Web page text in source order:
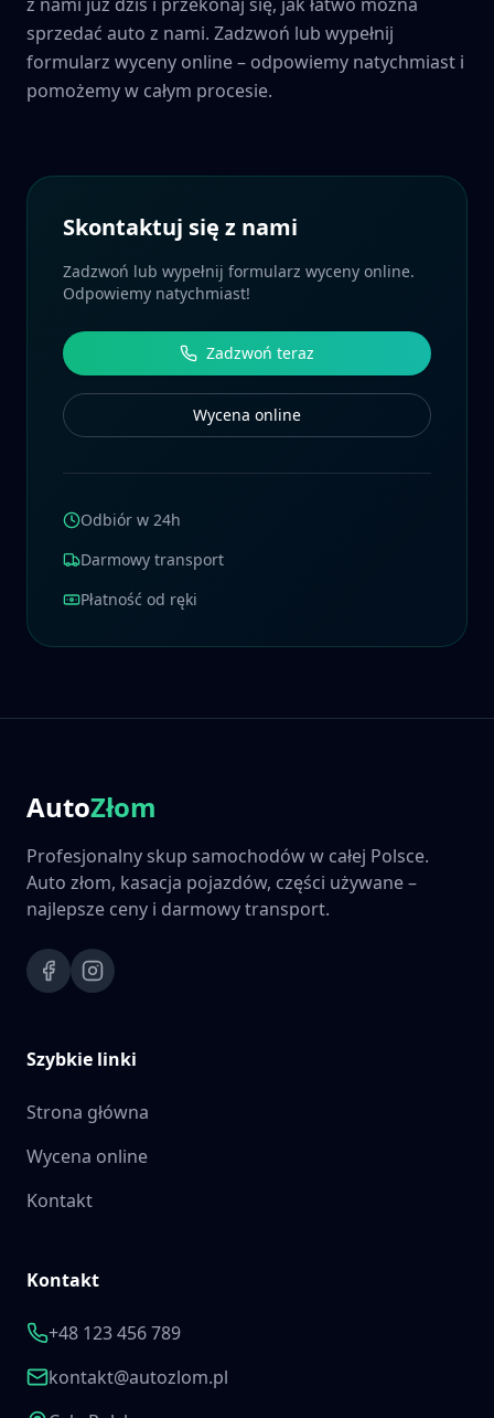
sprzedać auto z nami. Zadzwoń lub wypełnij
formularz wyceny online – odpowiemy natychmiast i
pomożemy w całym procesie.
Skontaktuj się z nami
Zadzwoń lub wypełnij formularz wyceny online.
Odpowiemy natychmiast!
Zadzwoń teraz
Wycena online
Odbiór w 24h
Darmowy transport
Płatność od ręki
AutoZłom
Profesjonalny skup samochodów w całej Polsce.
Auto złom, kasacja pojazdów, części używane –
najlepsze ceny i darmowy transport.
Szybkie linki
Strona główna
Wycena online
Kontakt
Kontakt
+48 123 456 789
kontakt@autozlom.pl